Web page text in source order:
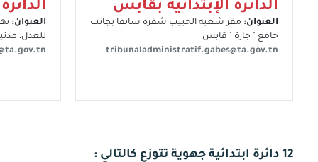
الدائرة الإبتدائية بقابس
العنوان: مقر شعبة الحبيب شقرة سابقا بجانب
جامع " جارة " قابس
tribunaladministratif.gabes@ta.gov.tn
العنوان:
للعدل،
12 دائرة ابتدائية جهوية تتوزع كالتالي :